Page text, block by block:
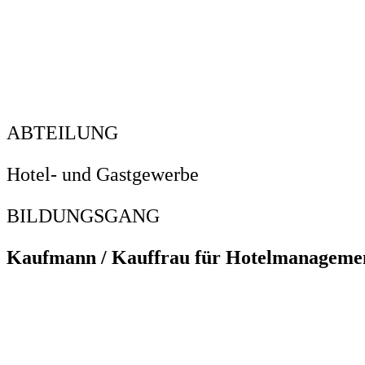
ABTEILUNG
Hotel- und Gastgewerbe
BILDUNGSGANG
Kaufmann / Kauffrau für